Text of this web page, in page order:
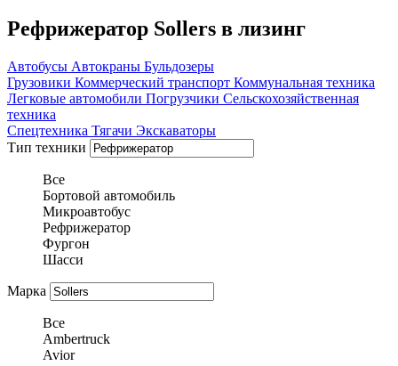
Рефрижератор Sollers в лизинг
Автобусы Автокраны Бульдозеры
Грузовики Коммерческий транспорт Коммунальная техника
Легковые автомобили Погрузчики Сельскохозяйственная
техника
Спецтехника Тягачи Экскаваторы
Тип техники
Все
Бортовой автомобиль
Микроавтобус
Рефрижератор
Фургон
Шасси
Марка
Все
Ambertruck
Avior